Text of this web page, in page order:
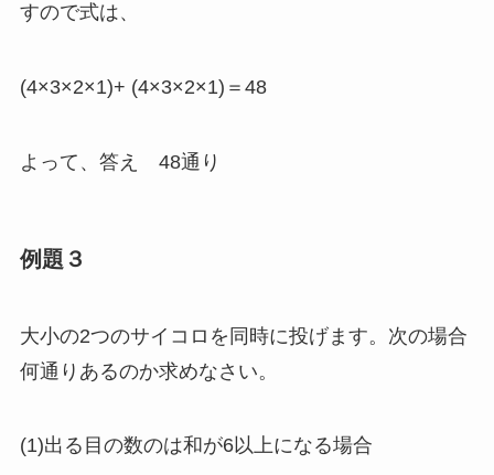
すので式は、
(4×3×2×1)+ (4×3×2×1)＝48
よって、答え 48通り
例題３
大小の2つのサイコロを同時に投げます。次の場合
何通りあるのか求めなさい。
(1)出る目の数のは和が6以上になる場合